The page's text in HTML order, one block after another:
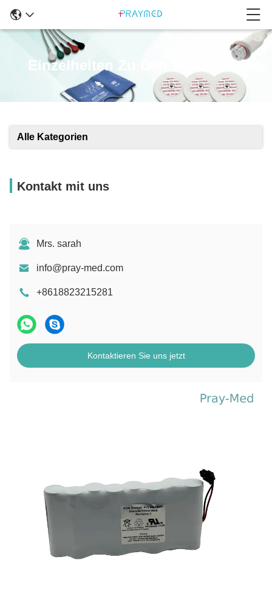
Einzelheiten Zu Den Produkten
Alle Kategorien
Kontakt mit uns
Mrs. sarah
info@pray-med.com
+8618823215281
Kontaktieren Sie uns jetzt